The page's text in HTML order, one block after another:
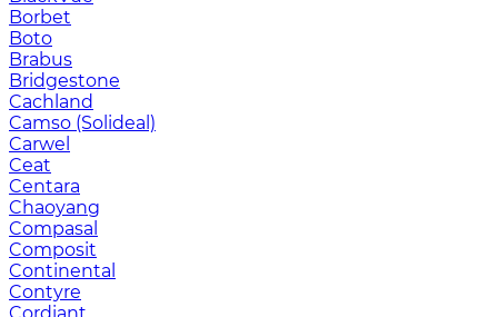
Borbet
Boto
Brabus
Bridgestone
Cachland
Camso (Solideal)
Carwel
Ceat
Centara
Chaoyang
Compasal
Composit
Continental
Contyre